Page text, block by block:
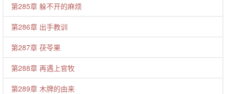
第285章 躲不开的麻烦
第286章 出手教训
第287章 茯苓果
第288章 再遇上官牧
第289章 木牌的由来